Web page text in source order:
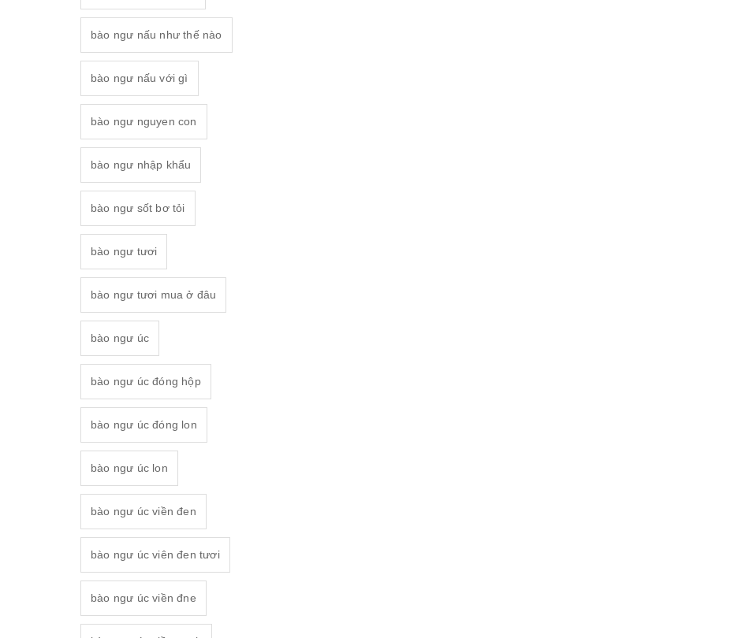
bào ngư nấu như thế nào
bào ngư nấu với gì
bào ngư nguyen con
bào ngư nhập khẩu
bào ngư sốt bơ tỏi
bào ngư tươi
bào ngư tươi mua ở đâu
bào ngư úc
bào ngư úc đóng hộp
bào ngư úc đóng lon
bào ngư úc lon
bào ngư úc viền đen
bào ngư úc viên đen tươi
bào ngư úc viền đne